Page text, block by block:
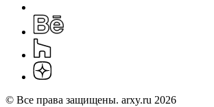
© Все права защищены. arxy.ru 2026